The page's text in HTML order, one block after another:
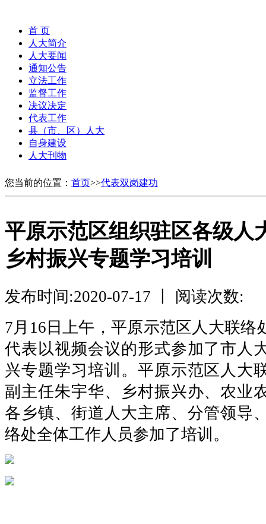
首 页
人大简介
人大要闻
通知公告
立法工作
监督工作
决议决定
代表工作
县（市、区）人大
自身建设
人大刊物
您当前的位置： 首页>>代表双岗建功
平原示范区组织驻区各级人
乡村振兴专题学习培训
发布时间:2020-07-17 丨 阅读次数:
7月16日上午，平原示范区人大联络
代表以视频会议的形式参加了市人
兴专题学习培训。平原示范区人大
副主任朱宇华、乡村振兴办、农业
各乡镇、街道人大主席、分管领导
络处全体工作人员参加了培训。